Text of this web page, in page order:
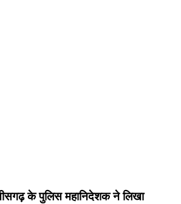
के पुलिस महानिदेशक ने लिखा